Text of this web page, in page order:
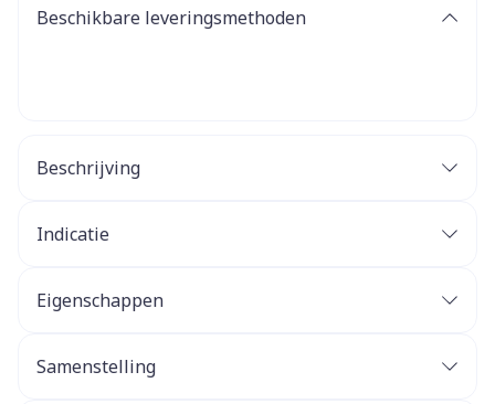
Beschikbare leveringsmethoden
Beschrijving
Indicatie
Eigenschappen
Ontstekingsregulerend
Samenstelling